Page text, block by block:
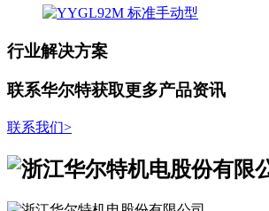
行业解决方案
联系华尔特获取更多产品资讯
联系我们>